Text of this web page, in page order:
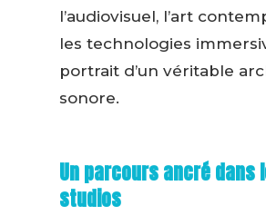
l’audiovisuel, l’art
les technologies
portrait d’un véritable
sonore.
Un parcours ancré dans
studios